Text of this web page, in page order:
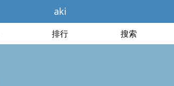
aki
排行 搜索